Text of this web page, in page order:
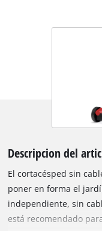
Descripcion del
El cortacésped sin
poner en forma el
independiente, sin
está recomendado